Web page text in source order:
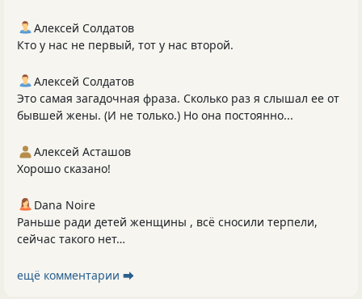
Алексей Солдатов
Кто у нас не первый, тот у нас второй.
Алексей Солдатов
Это самая загадочная фраза. Сколько раз я слышал ее от
бывшей жены. (И не только.) Но она постоянно...
Алексей Асташов
Хорошо сказано!
Dana Noire
Раньше ради детей женщины , всё сносили терпели,
сейчас такого нет…
ещё комментарии ⮕